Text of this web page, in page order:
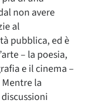
non avere
al
pubblica, ed è
– la poesia,
e il cinema –
la